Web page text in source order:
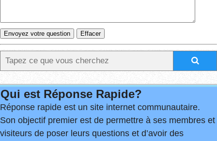
Qui est Réponse Rapide?
Réponse rapide est un site internet communautaire.
Son objectif premier est de permettre à ses membres et
visiteurs de poser leurs questions et d’avoir des